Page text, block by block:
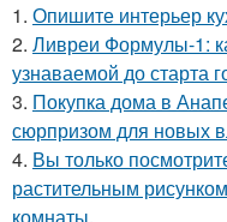
1. Опишите интерьер
2. Ливреи Формулы-1:
узнаваемой до старта
3. Покупка дома в
сюрпризом для новых
4. Вы только
растительным